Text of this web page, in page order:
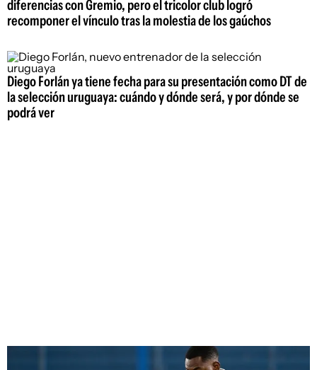
diferencias con Gremio, pero el tricolor club logró
recomponer el vínculo tras la molestia de los gaúchos
Diego Forlán ya tiene fecha para su presentación como DT de
la selección uruguaya: cuándo y dónde será, y por dónde se
podrá ver